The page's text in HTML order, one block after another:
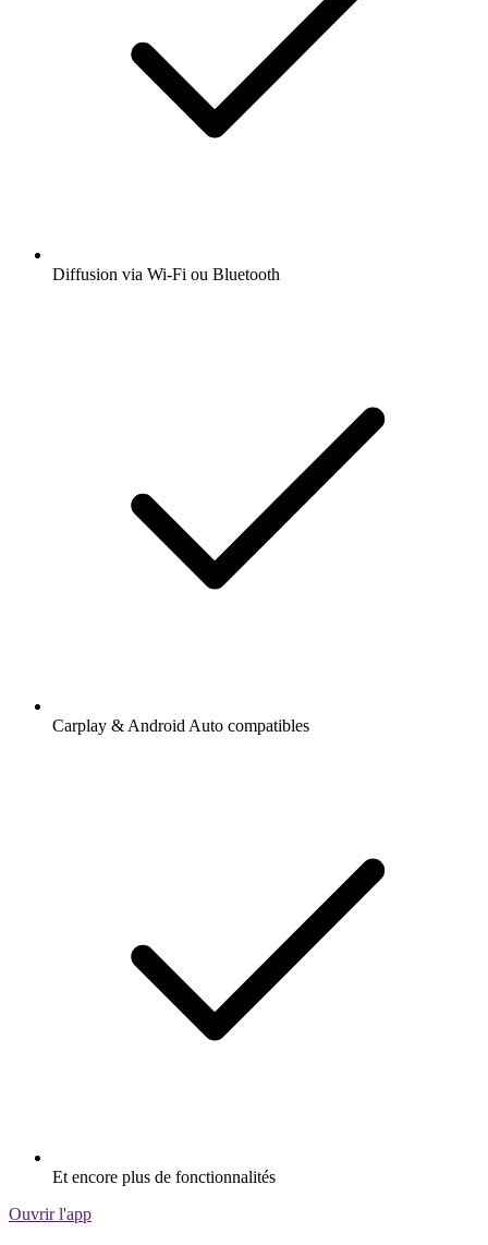
Diffusion via Wi-Fi ou Bluetooth
Carplay & Android Auto compatibles
Et encore plus de fonctionnalités
Ouvrir l'app